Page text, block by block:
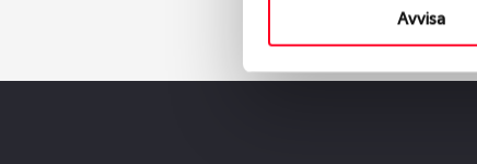
Avvisa